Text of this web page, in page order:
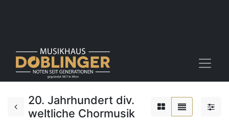
20. Jahrhundert div.
weltliche Chormusik